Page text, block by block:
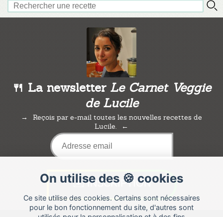
On utilise des 🍪 cookies
Ce site utilise des cookies. Certains sont nécessaires
pour le bon fonctionnement du site, d'autres sont
🍴 La newsletter Le Carnet Veggie
de Lucile
Reçois par e-mail toutes les nouvelles recettes de
Lucile.